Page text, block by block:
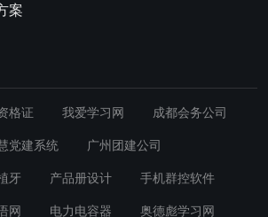
案
格证 我爱学习网 成都会务公司
党建系统 广州团建公司
牙 产品册设计 手机群控软件
网 电力电容器 奥德彪学习网